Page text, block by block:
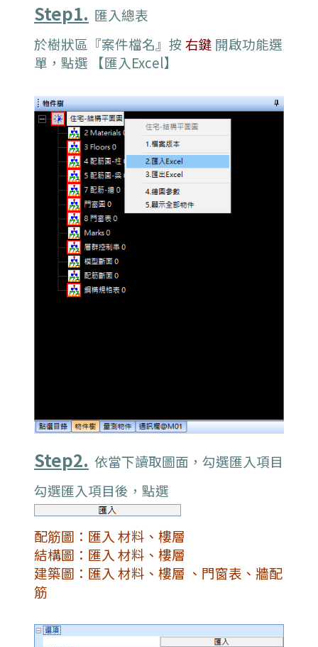
Step1. 匯入總表
於樹狀區『案件檔名』按右鍵 開啟功能選
單，點選 【匯入Excel】
Step2. 依當下讀取圖面，勾選匯入項目
勾選匯入項目後，點選
配筋圖：匯入 材料、樓層
結構圖：匯入 材料、樓層
建築圖： 匯入 材料、樓層 、門窗表、牆配
筋